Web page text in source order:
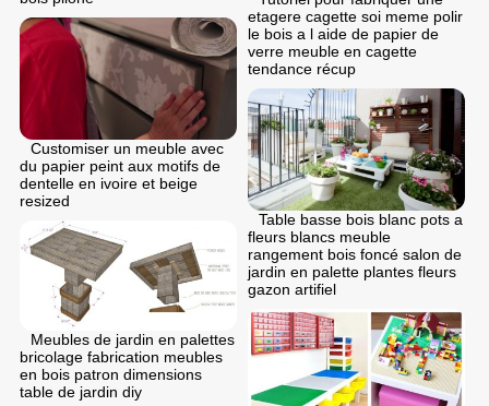
etagere cagette soi meme polir
le bois a l aide de papier de
verre meuble en cagette
tendance récup
Customiser un meuble avec
du papier peint aux motifs de
dentelle en ivoire et beige
resized
Table basse bois blanc pots a
fleurs blancs meuble
rangement bois foncé salon de
jardin en palette plantes fleurs
gazon artifiel
Meubles de jardin en palettes
bricolage fabrication meubles
en bois patron dimensions
table de jardin diy